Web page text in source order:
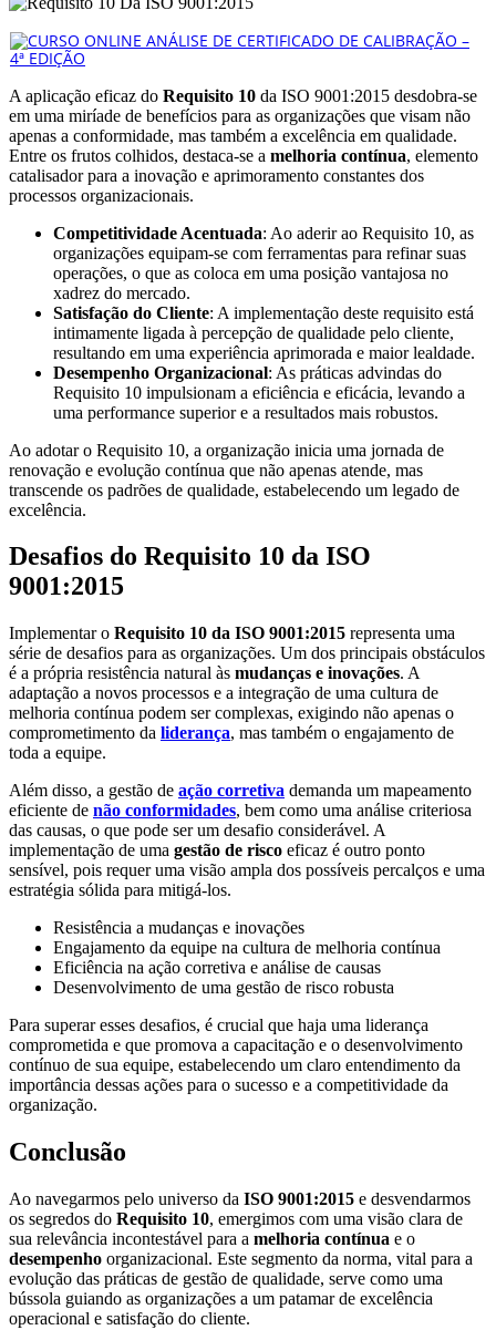
A aplicação eficaz do Requisito 10 da ISO 9001:2015 desdobra-se
em uma miríade de benefícios para as organizações que visam não
apenas a conformidade, mas também a excelência em qualidade.
Entre os frutos colhidos, destaca-se a melhoria contínua, elemento
catalisador para a inovação e aprimoramento constantes dos
processos organizacionais.
Competitividade Acentuada: Ao aderir ao Requisito 10, as
organizações equipam-se com ferramentas para refinar suas
operações, o que as coloca em uma posição vantajosa no
xadrez do mercado.
Satisfação do Cliente: A implementação deste requisito está
intimamente ligada à percepção de qualidade pelo cliente,
resultando em uma experiência aprimorada e maior lealdade.
Desempenho Organizacional: As práticas advindas do
Requisito 10 impulsionam a eficiência e eficácia, levando a
uma performance superior e a resultados mais robustos.
Ao adotar o Requisito 10, a organização inicia uma jornada de
renovação e evolução contínua que não apenas atende, mas
transcende os padrões de qualidade, estabelecendo um legado de
excelência.
Desafios do Requisito 10 da ISO
9001:2015
Implementar o Requisito 10 da ISO 9001:2015 representa uma
série de desafios para as organizações. Um dos principais obstáculos
é a própria resistência natural às mudanças e inovações. A
adaptação a novos processos e a integração de uma cultura de
melhoria contínua podem ser complexas, exigindo não apenas o
comprometimento da liderança, mas também o engajamento de
toda a equipe.
Além disso, a gestão de ação corretiva demanda um mapeamento
eficiente de não conformidades, bem como uma análise criteriosa
das causas, o que pode ser um desafio considerável. A
implementação de uma gestão de risco eficaz é outro ponto
sensível, pois requer uma visão ampla dos possíveis percalços e uma
estratégia sólida para mitigá-los.
Resistência a mudanças e inovações
Engajamento da equipe na cultura de melhoria contínua
Eficiência na ação corretiva e análise de causas
Desenvolvimento de uma gestão de risco robusta
Para superar esses desafios, é crucial que haja uma liderança
comprometida e que promova a capacitação e o desenvolvimento
contínuo de sua equipe, estabelecendo um claro entendimento da
importância dessas ações para o sucesso e a competitividade da
organização.
Conclusão
Ao navegarmos pelo universo da ISO 9001:2015 e desvendarmos
os segredos do Requisito 10, emergimos com uma visão clara de
sua relevância incontestável para a melhoria contínua e o
desempenho organizacional. Este segmento da norma, vital para a
evolução das práticas de gestão de qualidade, serve como uma
bússola guiando as organizações a um patamar de excelência
operacional e satisfação do cliente.